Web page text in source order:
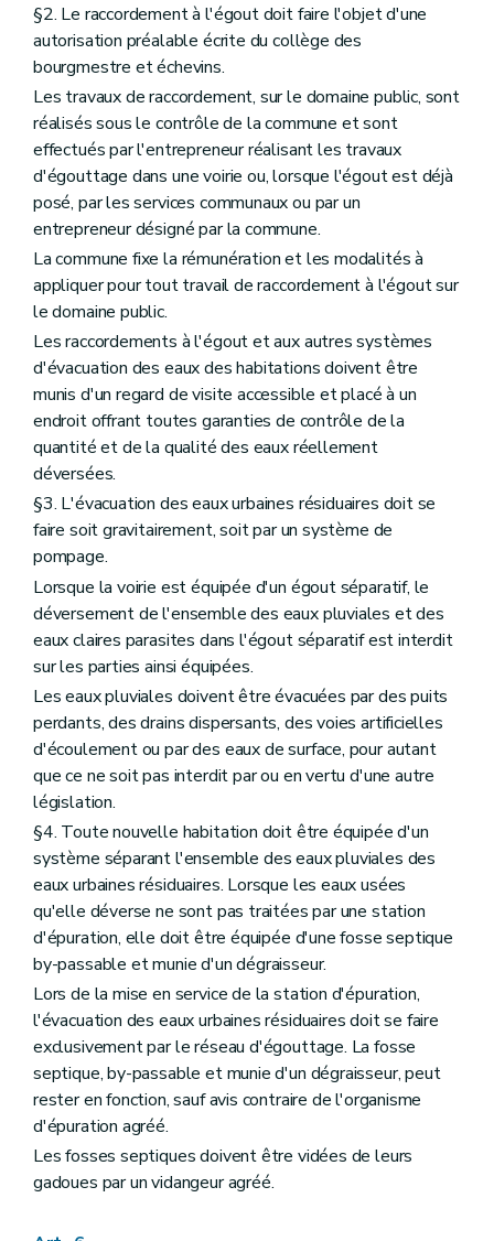
§2. Le raccordement à l'égout doit faire l'objet d'une
autorisation préalable écrite du collège des
bourgmestre et échevins.
Les travaux de raccordement, sur le domaine public, sont
réalisés sous le contrôle de la commune et sont
effectués par l'entrepreneur réalisant les travaux
d'égouttage dans une voirie ou, lorsque l'égout est déjà
posé, par les services communaux ou par un
entrepreneur désigné par la commune.
La commune fixe la rémunération et les modalités à
appliquer pour tout travail de raccordement à l'égout sur
le domaine public.
Les raccordements à l'égout et aux autres systèmes
d'évacuation des eaux des habitations doivent être
munis d'un regard de visite accessible et placé à un
endroit offrant toutes garanties de contrôle de la
quantité et de la qualité des eaux réellement
déversées.
§3. L'évacuation des eaux urbaines résiduaires doit se
faire soit gravitairement, soit par un système de
pompage.
Lorsque la voirie est équipée d'un égout séparatif, le
déversement de l'ensemble des eaux pluviales et des
eaux claires parasites dans l'égout séparatif est interdit
sur les parties ainsi équipées.
Les eaux pluviales doivent être évacuées par des puits
perdants, des drains dispersants, des voies artificielles
d'écoulement ou par des eaux de surface, pour autant
que ce ne soit pas interdit par ou en vertu d'une autre
législation.
§4. Toute nouvelle habitation doit être équipée d'un
système séparant l'ensemble des eaux pluviales des
eaux urbaines résiduaires. Lorsque les eaux usées
qu'elle déverse ne sont pas traitées par une station
d'épuration, elle doit être équipée d'une fosse septique
by-passable et munie d'un dégraisseur.
Lors de la mise en service de la station d'épuration,
l'évacuation des eaux urbaines résiduaires doit se faire
exclusivement par le réseau d'égouttage. La fosse
septique, by-passable et munie d'un dégraisseur, peut
rester en fonction, sauf avis contraire de l'organisme
d'épuration agréé.
Les fosses septiques doivent être vidées de leurs
gadoues par un vidangeur agréé.